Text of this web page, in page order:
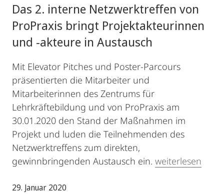
Das 2. interne Netzwerktreffen von
ProPraxis bringt Projektakteurinnen
und -akteure in Austausch
Mit Elevator Pitches und Poster-Parcours
präsentierten die Mitarbeiter und
Mitarbeiterinnen des Zentrums für
Lehrkräftebildung und von ProPraxis am
30.01.2020 den Stand der Maßnahmen im
Projekt und luden die Teilnehmenden des
Netzwerktreffens zum direkten,
gewinnbringenden Austausch ein. weiterlesen
29. Januar 2020